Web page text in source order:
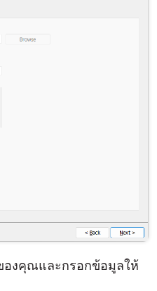
องคุณและกรอกข้อมูลให้